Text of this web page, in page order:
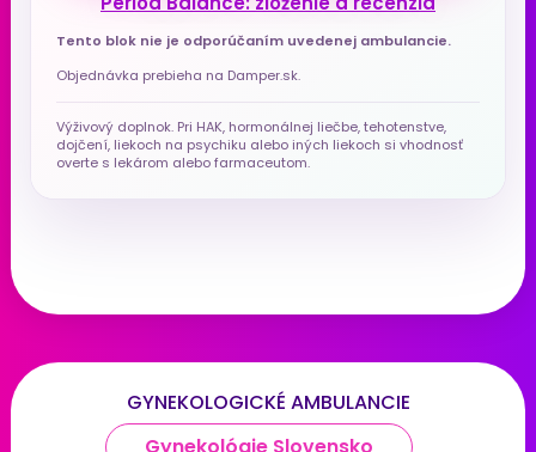
Tento blok nie je odporúčaním uvedenej ambulancie.
Objednávka prebieha na Damper.sk.
Výživový doplnok. Pri HAK, hormonálnej liečbe, tehotenstve,
dojčení, liekoch na psychiku alebo iných liekoch si vhodnosť
overte s lekárom alebo farmaceutom.
GYNEKOLOGICKÉ AMBULANCIE